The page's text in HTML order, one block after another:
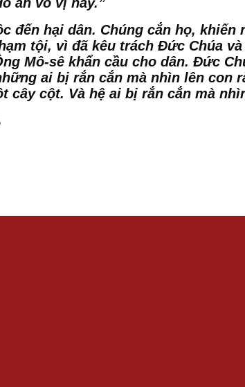
đến hại dân. Chúng cắn họ,
tội, vì đã kêu trách Đức Chúa
Mô-sê khẩn cầu cho dân. Đức
ai bị rắn cắn mà nhìn lên con
cây cột. Và hệ ai bị rắn cắn mà